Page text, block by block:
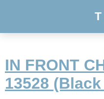
T
IN FRONT
13528 (Black